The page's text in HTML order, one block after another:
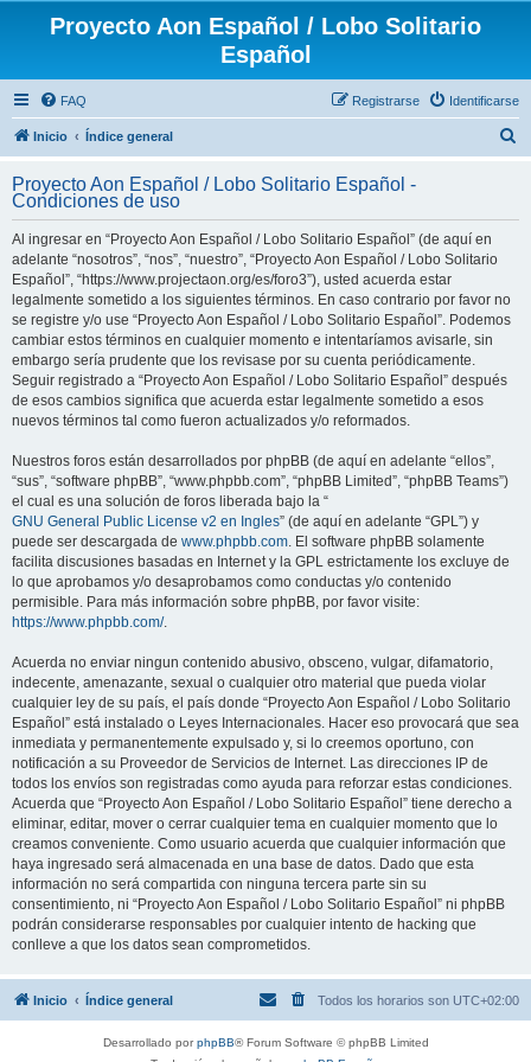
Proyecto Aon Español / Lobo Solitario
Español
FAQ Identificarse
Registrarse
Inicio Índice general
c
Proyecto Aon Español / Lobo Solitario Español -
Condiciones de uso
Al ingresar en “Proyecto Aon Español / Lobo Solitario Español” (de aquí en
adelante “nosotros”, “nos”, “nuestro”, “Proyecto Aon Español / Lobo Solitario
Español”, “https://www.projectaon.org/es/foro3”), usted acuerda estar
legalmente sometido a los siguientes términos. En caso contrario por favor no
se registre y/o use “Proyecto Aon Español / Lobo Solitario Español”. Podemos
cambiar estos términos en cualquier momento e intentaríamos avisarle, sin
embargo sería prudente que los revisase por su cuenta periódicamente.
Seguir registrado a “Proyecto Aon Español / Lobo Solitario Español” después
de esos cambios significa que acuerda estar legalmente sometido a esos
nuevos términos tal como fueron actualizados y/o reformados.
Nuestros foros están desarrollados por phpBB (de aquí en adelante “ellos”,
“sus”, “software phpBB”, “www.phpbb.com”, “phpBB Limited”, “phpBB Teams”)
el cual es una solución de foros liberada bajo la “
GNU General Public License v2 en Ingles” (de aquí en adelante “GPL”) y
puede ser descargada de www.phpbb.com. El software phpBB solamente
facilita discusiones basadas en Internet y la GPL estrictamente los excluye de
lo que aprobamos y/o desaprobamos como conductas y/o contenido
permisible. Para más información sobre phpBB, por favor visite:
https://www.phpbb.com/.
Acuerda no enviar ningun contenido abusivo, obsceno, vulgar, difamatorio,
indecente, amenazante, sexual o cualquier otro material que pueda violar
cualquier ley de su país, el país donde “Proyecto Aon Español / Lobo Solitario
Español” está instalado o Leyes Internacionales. Hacer eso provocará que sea
inmediata y permanentemente expulsado y, si lo creemos oportuno, con
notificación a su Proveedor de Servicios de Internet. Las direcciones IP de
todos los envíos son registradas como ayuda para reforzar estas condiciones.
Acuerda que “Proyecto Aon Español / Lobo Solitario Español” tiene derecho a
eliminar, editar, mover o cerrar cualquier tema en cualquier momento que lo
creamos conveniente. Como usuario acuerda que cualquier información que
haya ingresado será almacenada en una base de datos. Dado que esta
información no será compartida con ninguna tercera parte sin su
consentimiento, ni “Proyecto Aon Español / Lobo Solitario Español” ni phpBB
podrán considerarse responsables por cualquier intento de hacking que
conlleve a que los datos sean comprometidos.
Inicio Índice general Todos los horarios son UTC+02:00
Desarrollado porphpBB® Forum Software © phpBB Limited